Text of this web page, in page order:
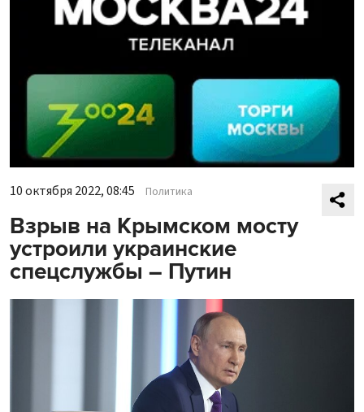
10 октября 2022, 08:45 Политика
Взрыв на Крымском мосту
устроили украинские
спецслужбы – Путин